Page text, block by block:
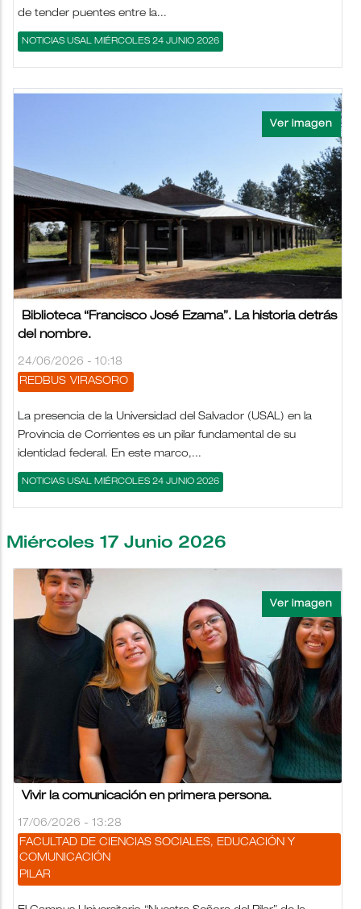
de tender puentes entre la...
NOTICIAS USAL MIÉRCOLES 24 JUNIO 2026
Biblioteca “Francisco José Ezama”. La historia detrás
del nombre.
24/06/2026 - 10:18
REDBUS VIRASORO
La presencia de la Universidad del Salvador (USAL) en la
Provincia de Corrientes es un pilar fundamental de su
identidad federal. En este marco,...
NOTICIAS USAL MIÉRCOLES 24 JUNIO 2026
Miércoles 17 Junio 2026
Vivir la comunicación en primera persona.
17/06/2026 - 13:28
FACULTAD DE CIENCIAS SOCIALES, EDUCACIÓN Y
COMUNICACIÓN
PILAR